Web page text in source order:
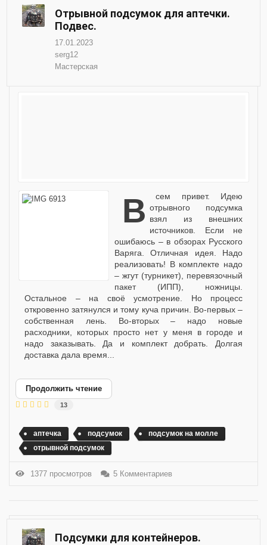
Отрывной подсумок для аптечки.
Подвес.
17.01.2023
serg12
Мастерская
Всем привет. Идею отрывного подсумка
взял из внешних
источников. Если не
ошибаюсь – в обзорах Русского
Варяга. Отличная идея. Надо
реализовать! В комплекте надо
– жгут (турникет), перевязочный
пакет (ИПП), ножницы.
Остальное – на своё усмотрение. Но процесс
откровенно затянулся и тому куча причин. Во-первых –
собственная лень. Во-вторых – надо новые
расходники, которых просто нет у меня в городе и
надо заказывать. Да и комплект добрать. Долгая
доставка дала время...
Продолжить чтение
13
аптечка подсумок
подсумок на молле
отрывной подсумок
1377 просмотров 5 Комментариев
Подсумки для контейнеров.